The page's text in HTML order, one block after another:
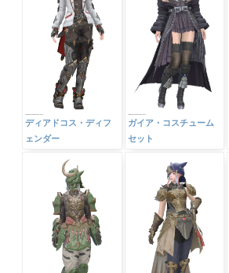
ディアドコス・ディフ
ェンダー
ガイア・コスチューム
セット